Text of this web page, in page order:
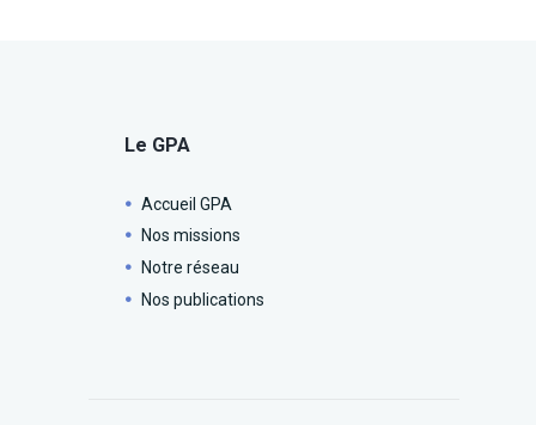
Le GPA
Accueil GPA
Nos missions
Notre réseau
Nos publications